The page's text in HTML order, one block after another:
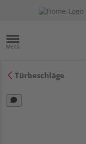
Türbeschläge